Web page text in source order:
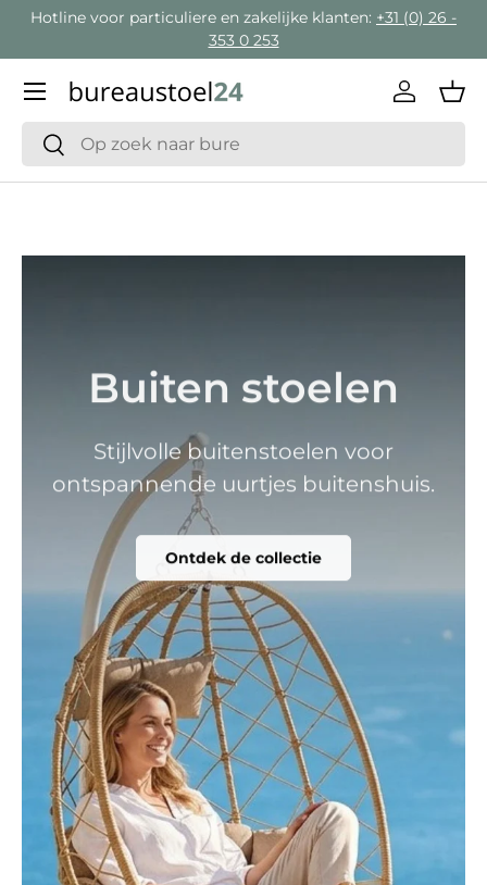
Hotline voor particuliere en zakelijke klanten: +31 (0) 26 -
353 0 253
Zoeken
Zoeken
Inloggen
Menu
Buiten stoelen
Stijlvolle buitenstoelen voor
ontspannende uurtjes buitenshuis.
Ontdek de collectie